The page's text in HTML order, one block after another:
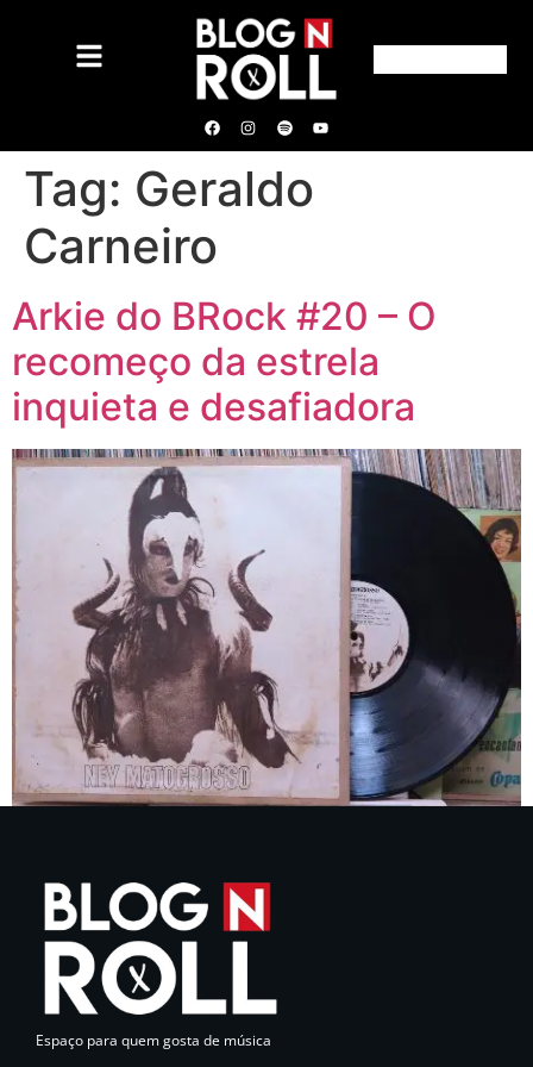
Tag: Geraldo
Carneiro
Arkie do BRock #20 – O
recomeço da estrela
inquieta e desafiadora
Espaço para quem gosta de música